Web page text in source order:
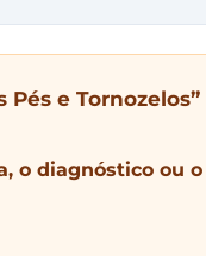
e Tornozelos”
o diagnóstico ou